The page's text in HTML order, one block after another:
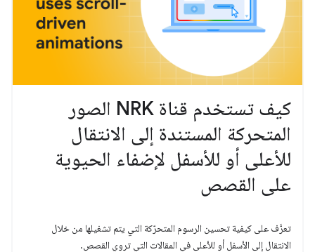
كيف تستخدم قناة NRK الصور
المتحركة المستندة إلى الانتقال
للأعلى أو للأسفل لإضفاء الحيوية
على القصص
تعرَّف على كيفية تحسين الرسوم المتحرّكة التي يتم تشغيلها من خلال
الانتقال إلى الأسفل أو للأعلى في المقالات التي تروي القصص.